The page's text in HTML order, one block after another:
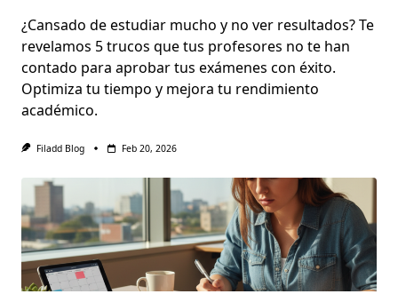
¿Cansado de estudiar mucho y no ver resultados? Te
revelamos 5 trucos que tus profesores no te han
contado para aprobar tus exámenes con éxito.
Optimiza tu tiempo y mejora tu rendimiento
académico.
Filadd Blog Feb 20, 2026